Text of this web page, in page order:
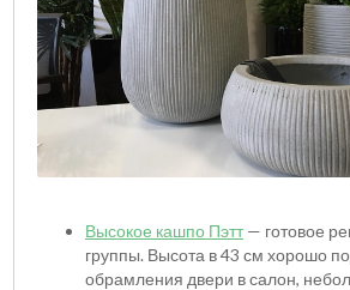
Высокое кашпо Пэтт— готовое
группы. Высота в 43 см хорошо
обрамления двери в салон,